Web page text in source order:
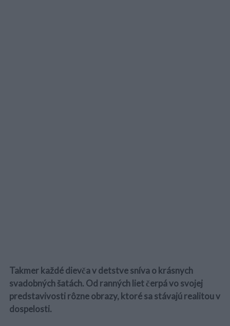
Takmer každé dievča v detstve sníva o krásnych
svadobných šatách. Od ranných liet čerpá vo svojej
predstavivosti rôzne obrazy, ktoré sa stávajú realitou v
dospelosti.